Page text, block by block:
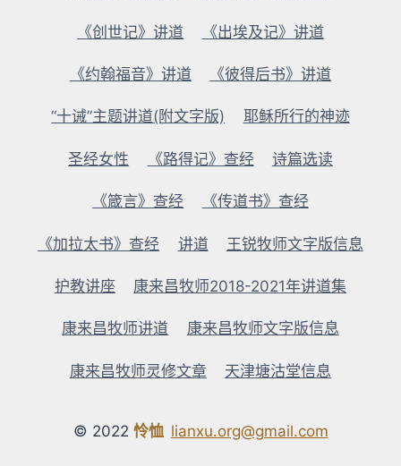
《创世记》讲道 《出埃及记》讲道
《约翰福音》讲道 《彼得后书》讲道
“十诫”主题讲道(附文字版) 耶稣所行的神迹
圣经女性 《路得记》查经 诗篇选读
《箴言》查经 《传道书》查经
《加拉太书》查经 讲道 王锐牧师文字版信息
护教讲座 康来昌牧师2018-2021年讲道集
康来昌牧师讲道 康来昌牧师文字版信息
康来昌牧师灵修文章 天津塘沽堂信息
© 2022 怜恤 lianxu.org@gmail.com